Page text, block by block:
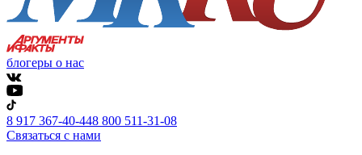
блогеры о нас
8 917 367-40-448 800 511-31-08
Связаться с нами